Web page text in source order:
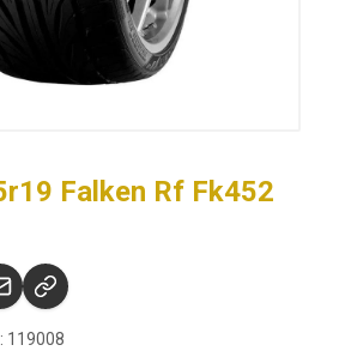
Falken Rf Fk452
119008